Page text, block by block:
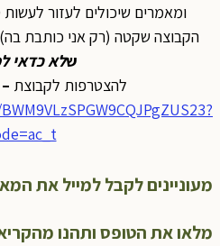
ומאמרים שיכולים לעזור
הקבוצה שקטה (רק אני כותבת
שלא כדאי
להצטרפות לקבוצת–
מעוניינים לקבל למייל את
מלאו את הטופס ותהנו